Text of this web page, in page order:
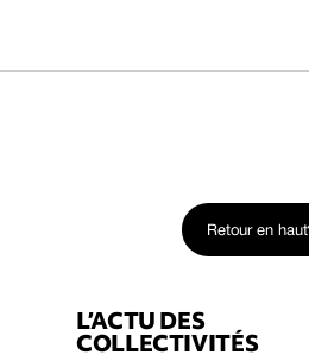
Retour en haut
L’ACTU DES
COLLECTIVITÉS